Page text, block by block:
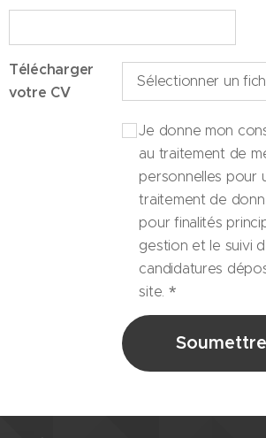
Télécharger
votre CV
Sélectionner un
Je donne mon
au traitement de
personnelles pour
traitement de
pour finalités
gestion et le suivi
candidatures
site.
Soumettre